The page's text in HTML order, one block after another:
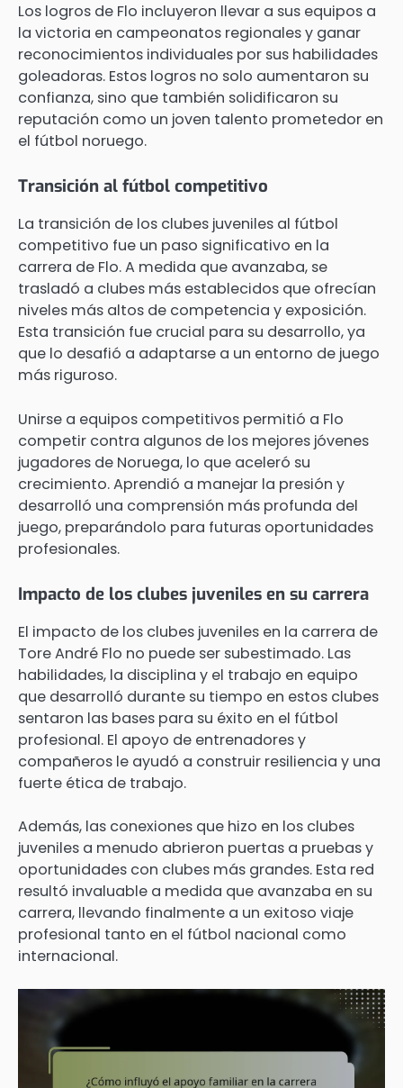
Los logros de Flo incluyeron llevar a sus equipos a
la victoria en campeonatos regionales y ganar
reconocimientos individuales por sus habilidades
goleadoras. Estos logros no solo aumentaron su
confianza, sino que también solidificaron su
reputación como un joven talento prometedor en
el fútbol noruego.
Transición al fútbol competitivo
La transición de los clubes juveniles al fútbol
competitivo fue un paso significativo en la
carrera de Flo. A medida que avanzaba, se
trasladó a clubes más establecidos que ofrecían
niveles más altos de competencia y exposición.
Esta transición fue crucial para su desarrollo, ya
que lo desafió a adaptarse a un entorno de juego
más riguroso.
Unirse a equipos competitivos permitió a Flo
competir contra algunos de los mejores jóvenes
jugadores de Noruega, lo que aceleró su
crecimiento. Aprendió a manejar la presión y
desarrolló una comprensión más profunda del
juego, preparándolo para futuras oportunidades
profesionales.
Impacto de los clubes juveniles en su carrera
El impacto de los clubes juveniles en la carrera de
Tore André Flo no puede ser subestimado. Las
habilidades, la disciplina y el trabajo en equipo
que desarrolló durante su tiempo en estos clubes
sentaron las bases para su éxito en el fútbol
profesional. El apoyo de entrenadores y
compañeros le ayudó a construir resiliencia y una
fuerte ética de trabajo.
Además, las conexiones que hizo en los clubes
juveniles a menudo abrieron puertas a pruebas y
oportunidades con clubes más grandes. Esta red
resultó invaluable a medida que avanzaba en su
carrera, llevando finalmente a un exitoso viaje
profesional tanto en el fútbol nacional como
internacional.